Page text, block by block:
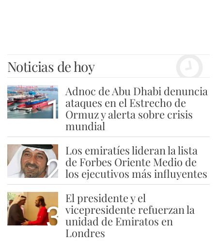
Noticias de hoy
1
Adnoc de Abu Dhabi denuncia
ataques en el Estrecho de
Ormuz y alerta sobre crisis
mundial
2
Los emiratíes lideran la lista
de Forbes Oriente Medio de
los ejecutivos más influyentes
3
El presidente y el
vicepresidente refuerzan la
unidad de Emiratos en
Londres